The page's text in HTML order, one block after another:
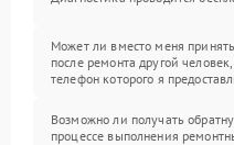
Может ли вместо меня
после ремонта другой
телефон которого я
Возможно ли получать
процессе выполнения